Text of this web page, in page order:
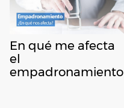
En qué me afecta
el
empadronamiento